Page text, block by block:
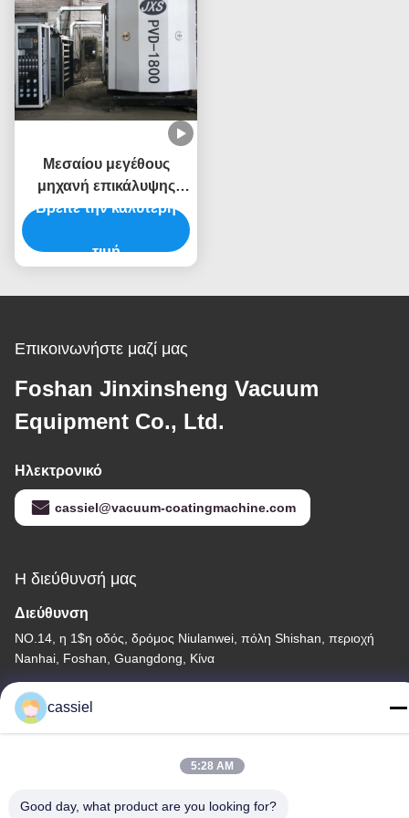
Μεσαίου μεγέθους
μηχανή επικάλυψης
PVD για μαζική
θάλαμο από
Βρείτε την καλύτερη
τιμή
Επικοινωνήστε μαζί μας
Foshan Jinxinsheng Vacuum
Equipment Co., Ltd.
Ηλεκτρονικό
cassiel@vacuum-coatingmachine.com
Η διεύθυνσή μας
Διεύθυνση
NO.14, η 1$η οδός, δρόμος Niulanwei, πόλη Shishan, περιοχή
Nanhai, Foshan, Guangdong, Κίνα
Τηλεφώνημα
86-139-2915-0962
cassiel
5:28 AM
Good day, what product are you looking for?